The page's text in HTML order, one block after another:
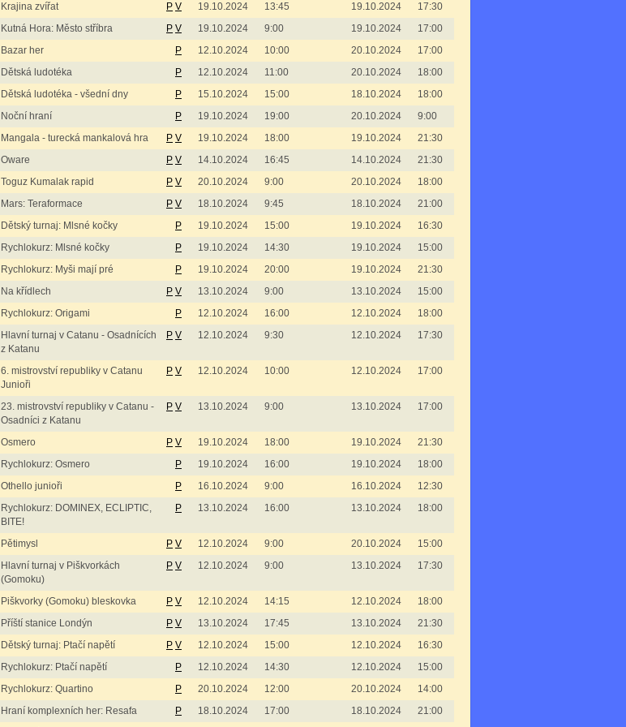
Krajina zvířat P V 19.10.2024 13:45 19.10.2024
17:30
Kutná Hora: Město stříbra P V 19.10.2024 9:00 19.10.2024
17:00
Bazar her P 12.10.2024 10:00 20.10.2024
17:00
Dětská ludotéka P 12.10.2024 11:00 20.10.2024
18:00
Dětská ludotéka - všední dny P 15.10.2024 15:00 18.10.2024
18:00
Noční hraní P 19.10.2024 19:00 20.10.2024
9:00
Mangala - turecká mankalová hra P V 19.10.2024 18:00 19.10.2024
21:30
Oware P V 14.10.2024 16:45 14.10.2024
21:30
Toguz Kumalak rapid P V 20.10.2024 9:00 20.10.2024
18:00
Mars: Teraformace P V 18.10.2024 9:45 18.10.2024
21:00
Dětský turnaj: Mlsné kočky P 19.10.2024 15:00 19.10.2024
16:30
Rychlokurz: Mlsné kočky P 19.10.2024 14:30 19.10.2024
15:00
Rychlokurz: Myši mají pré P 19.10.2024 20:00 19.10.2024
21:30
Na křídlech P V 13.10.2024 9:00 13.10.2024
15:00
Rychlokurz: Origami P 12.10.2024 16:00 12.10.2024
18:00
Hlavní turnaj v Catanu - Osadnících
z Katanu
P V 12.10.2024 9:30 12.10.2024 17:30
6. mistrovství republiky v Catanu
Junioři
P V 12.10.2024 10:00 12.10.2024 17:00
23. mistrovství republiky v Catanu -
Osadníci z Katanu
P V 13.10.2024 9:00 13.10.2024 17:00
Osmero P V 19.10.2024 18:00 19.10.2024
21:30
Rychlokurz: Osmero P 19.10.2024 16:00 19.10.2024
18:00
Othello junioři P 16.10.2024 9:00 16.10.2024
12:30
Rychlokurz: DOMINEX, ECLIPTIC,
BITE!
P 13.10.2024 16:00 13.10.2024 18:00
Pětimysl P V 12.10.2024 9:00 20.10.2024
15:00
Hlavní turnaj v Piškvorkách
(Gomoku)
P V 12.10.2024 9:00 13.10.2024 17:30
Piškvorky (Gomoku) bleskovka P V 12.10.2024 14:15 12.10.2024
18:00
Příští stanice Londýn P V 13.10.2024 17:45 13.10.2024
21:30
Dětský turnaj: Ptačí napětí P V 12.10.2024 15:00 12.10.2024
16:30
Rychlokurz: Ptačí napětí P 12.10.2024 14:30 12.10.2024
15:00
Rychlokurz: Quartino P 20.10.2024 12:00 20.10.2024
14:00
Hraní komplexních her: Resafa P 18.10.2024 17:00 18.10.2024
21:00